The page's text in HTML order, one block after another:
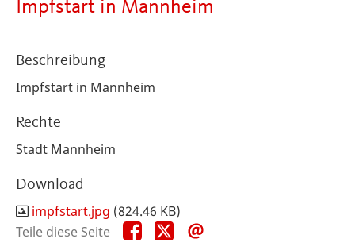
Impfstart in Mannheim
Beschreibung
Impfstart in Mannheim
Rechte
Stadt Mannheim
Download
impfstart.jpg (824.46 KB)
Teile diese Seite
Teile
diese
Teile
diese